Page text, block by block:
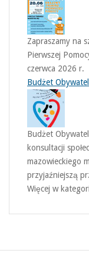
Zapraszamy na
Pierwszej
czerwca 2026 r.
Budżet
Budżet
konsultacji
mazowieckiego
przyjaźniejszą
Więcej w